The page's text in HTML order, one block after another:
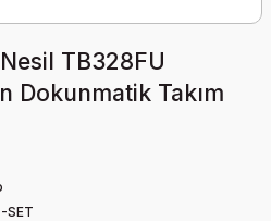
TB328FU
Dokunmatik Takım
SET